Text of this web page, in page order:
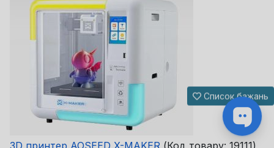
3D принтер AOSEED X-MAKER (Код товару: 19111)
Список бажань